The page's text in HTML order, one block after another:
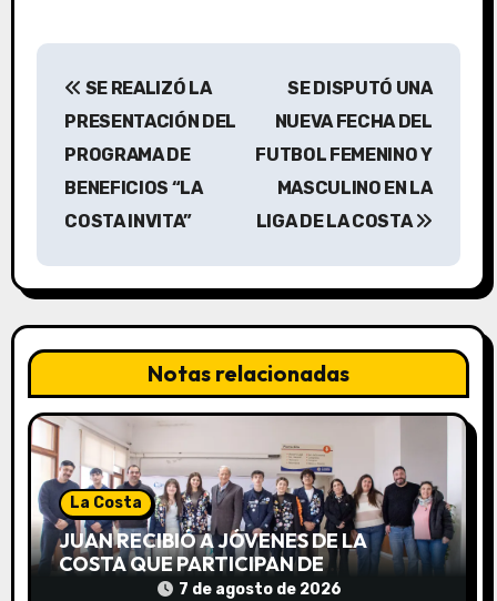
N
a
c
ó
n
d
e
SE REALIZÓ LA
PRESENTACIÓN DEL
PROGRAMA DE
BENEFICIOS “LA
COSTA INVITA”
SE DISPUTÓ UNA
NUEVA FECHA DEL
FUTBOL FEMENINO Y
MASCULINO EN LA
LIGA DE LA COSTA
Notas relacionadas
La Costa
JUAN RECIBIÓ A JÓVENES DE LA
COSTA QUE PARTICIPAN DE
INTERCAMBIOS CULTURALES EN
7 de agosto de 2026